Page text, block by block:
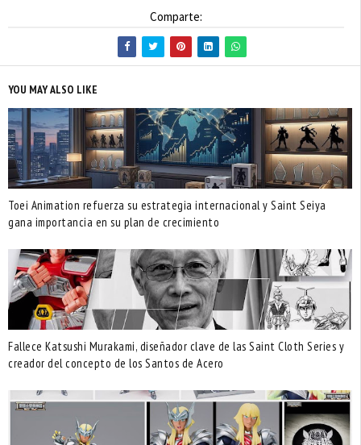
Comparte:
YOU MAY ALSO LIKE
Toei Animation refuerza su estrategia internacional y Saint Seiya
gana importancia en su plan de crecimiento
Fallece Katsushi Murakami, diseñador clave de las Saint Cloth Series y
creador del concepto de los Santos de Acero